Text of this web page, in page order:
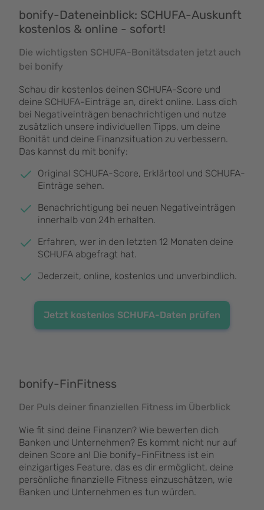
bonify-Dateneinblick: SCHUFA-Auskunft
kostenlos & online - sofort!
Die wichtigsten SCHUFA-Bonitätsdaten jetzt auch
bei bonify
Schau dir kostenlos deinen SCHUFA-Score und
deine SCHUFA-Einträge an, direkt online. Lass dich
bei Negativeinträgen benachrichtigen und nutze
zusätzlich unsere individuellen Tipps, um deine
Bonität und deine Finanzsituation zu verbessern.
Das kannst du mit bonify:
Original SCHUFA-Score, Erklärtool und SCHUFA-
Einträge sehen.
Benachrichtigung bei neuen Negativeinträgen
innerhalb von 24h erhalten.
Erfahren, wer in den letzten 12 Monaten deine
SCHUFA abgefragt hat.
Jederzeit, online, kostenlos und unverbindlich.
Jetzt kostenlos SCHUFA-Daten prüfen
bonify-FinFitness
Der Puls deiner finanziellen Fitness im Überblick
Wie fit sind deine Finanzen? Wie bewerten dich
Banken und Unternehmen? Es kommt nicht nur auf
deinen Score an! Die bonify-FinFitness ist ein
einzigartiges Feature, das es dir ermöglicht, deine
persönliche finanzielle Fitness einzuschätzen, wie
Banken und Unternehmen es tun würden.